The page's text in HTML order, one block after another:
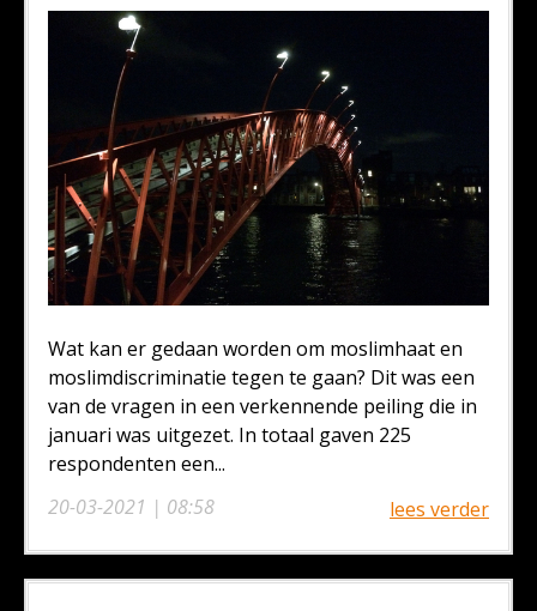
20-03-2021 | 08:58
Wat kan er gedaan worden om moslimhaat en
moslimdiscriminatie tegen te gaan? Dit was een
van de vragen in een verkennende peiling die in
januari was uitgezet. In totaal gaven 225
respondenten een...
lees verder